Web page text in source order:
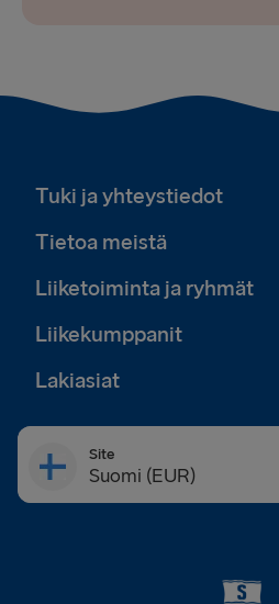
Tuki ja yhteystiedot
Tietoa meistä
Liiketoiminta ja ryhmät
Liikekumppanit
Lakiasiat
Site
Suomi (EUR)